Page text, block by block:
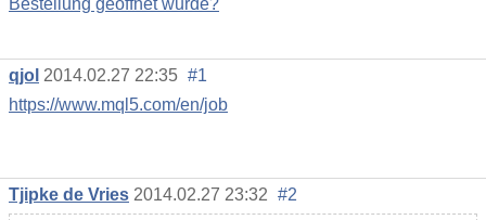
Bestellung geöffnet wurde?
qjol 2014.02.27 22:35 #1
https://www.mql5.com/en/job
Tjipke de Vries 2014.02.27 23:32 #2